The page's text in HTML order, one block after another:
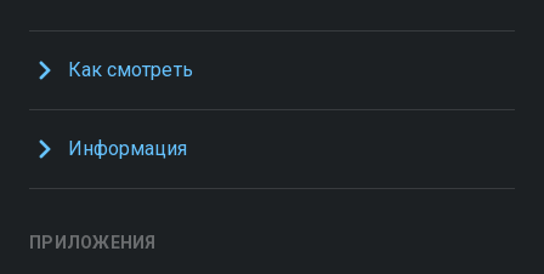
Как смотреть
Информация
ПРИЛОЖЕНИЯ